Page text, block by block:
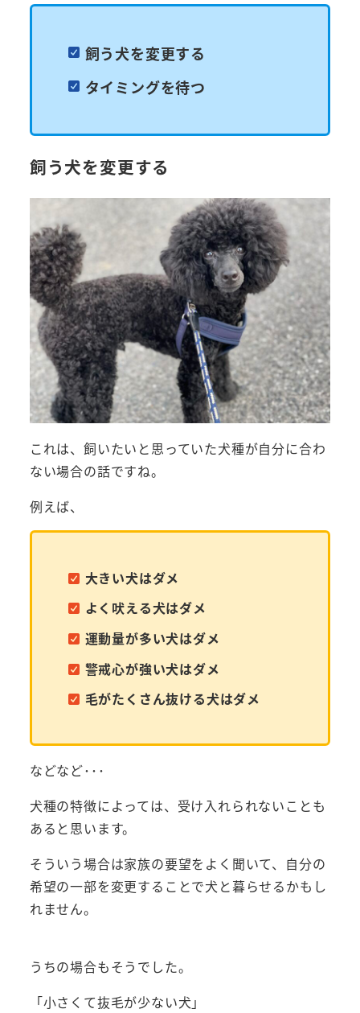
飼う犬を変更する
タイミングを待つ
飼う犬を変更する
これは、飼いたいと思っていた犬種が自分に合わ
ない場合の話ですね。
例えば、
大きい犬はダメ
よく吠える犬はダメ
運動量が多い犬はダメ
警戒心が強い犬はダメ
毛がたくさん抜ける犬はダメ
などなど･･･
犬種の特徴によっては、受け入れられないことも
あると思います。
そういう場合は家族の要望をよく聞いて、自分の
希望の一部を変更することで犬と暮らせるかもし
れません。
うちの場合もそうでした。
「小さくて抜毛が少ない犬」